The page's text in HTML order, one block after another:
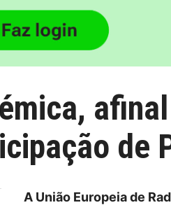
de
A União Europeia de